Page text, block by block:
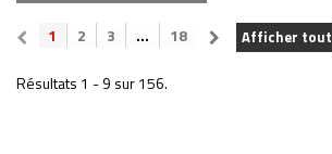
Afficher tout
1 2 3 ... 18
Résultats 1 - 9 sur 156.